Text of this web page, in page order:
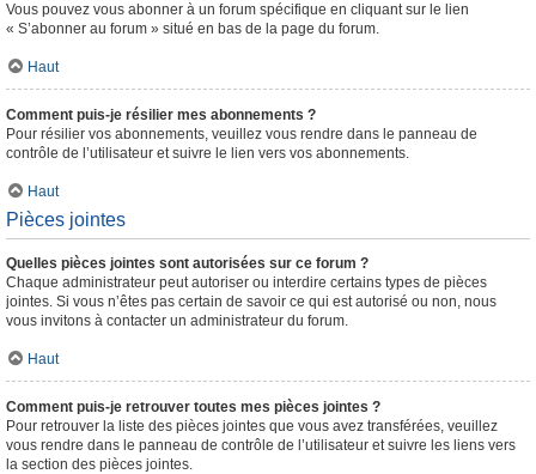
Vous pouvez vous abonner à un forum spécifique en cliquant sur le lien
« S’abonner au forum » situé en bas de la page du forum.
Haut
Comment puis-je résilier mes abonnements ?
Pour résilier vos abonnements, veuillez vous rendre dans le panneau de
contrôle de l’utilisateur et suivre le lien vers vos abonnements.
Haut
Pièces jointes
Quelles pièces jointes sont autorisées sur ce forum ?
Chaque administrateur peut autoriser ou interdire certains types de pièces
jointes. Si vous n’êtes pas certain de savoir ce qui est autorisé ou non, nous
vous invitons à contacter un administrateur du forum.
Haut
Comment puis-je retrouver toutes mes pièces jointes ?
Pour retrouver la liste des pièces jointes que vous avez transférées, veuillez
vous rendre dans le panneau de contrôle de l’utilisateur et suivre les liens vers
la section des pièces jointes.